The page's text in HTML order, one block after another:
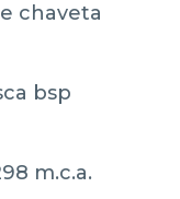
chaveta
bsp
m.c.a.